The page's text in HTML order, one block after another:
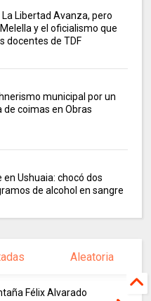
Libertad Avanza, pero
y el oficialismo que
docentes de TDF
municipal por un
coimas en Obras
Ushuaia: chocó dos
de alcohol en sangre
Aleatoria
Félix Alvarado